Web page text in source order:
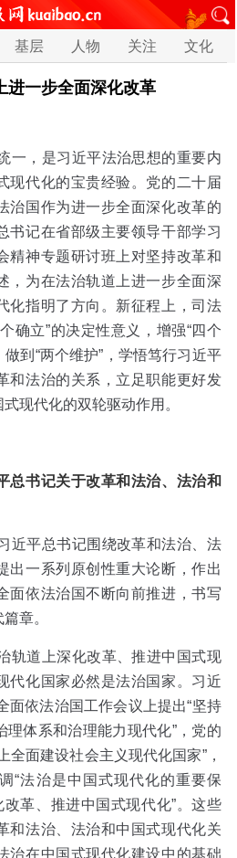
基层 人物 关注 文化
进一步全面深化改革
，是习近平法治思想的重要内
现代化的宝贵经验。党的二十届
治国作为进一步全面深化改革的
书记在省部级主要领导干部学习
精神专题研讨班上对坚持改革和
，为在法治轨道上进一步全面深
化指明了方向。新征程上，司法
确立”的决定性意义，增强“四个
做到“两个维护”，学悟笃行习近平
和法治的关系，立足职能更好发
现代化的双轮驱动作用。
总书记关于改革和法治、法治和
平总书记围绕改革和法治、法
出一系列原创性重大论断，作出
面依法治国不断向前推进，书写
章。
道上深化改革、推进中国式现
代化国家必然是法治国家。习近
面依法治国工作会议上提出“坚持
理体系和治理能力现代化”，党的
全面建设社会主义现代化国家”，
“法治是中国式现代化的重要保
改革、推进中国式现代化”。这些
和法治、法治和中国式现代化关
治在中国式现代化建设中的基础